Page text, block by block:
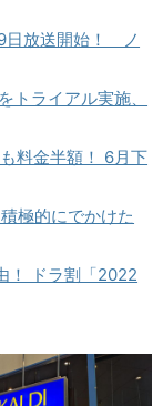
日放送開始！ ノ
トライアル実施、
料金半額！ 6月下
極的にでかけた
！ ドラ割「2022